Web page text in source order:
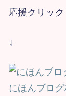
応援クリック
↓
にほんブログ